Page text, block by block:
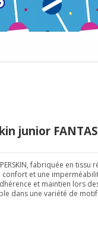
junior
fabriquée en tissu
et une
et maintien lors
dans une variété de